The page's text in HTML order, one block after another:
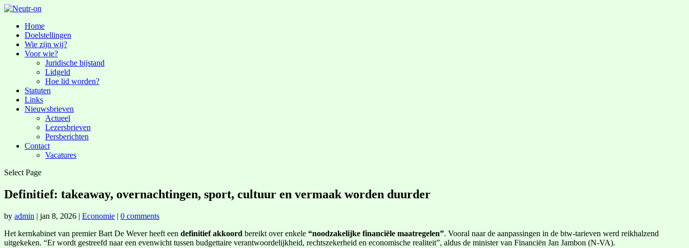
Home
Doelstellingen
Wie zijn wij?
Voor wie?
Juridische bijstand
Lidgeld
Hoe lid worden?
Statuten
Links
Nieuwsbrieven
Actueel
Lezersbrieven
Persberichten
Contact
Vacatures
Select Page
Definitief: takeaway, overnachtingen, sport, cultuur en vermaak worden duurder
by admin | jan 8, 2026 | Economie | 0 comments
Het kernkabinet van premier Bart De Wever heeft een definitief akkoord bereikt over enkele “noodzakelijke financiële maatregelen”. Vooral naar de aanpassingen in de btw-tarieven werd reikhalzend
uitgekeken. “Er wordt gestreefd naar een evenwicht tussen budgettaire verantwoordelijkheid, rechtszekerheid en economische realiteit”, aldus de minister van Financiën Jan Jambon (N-VA).